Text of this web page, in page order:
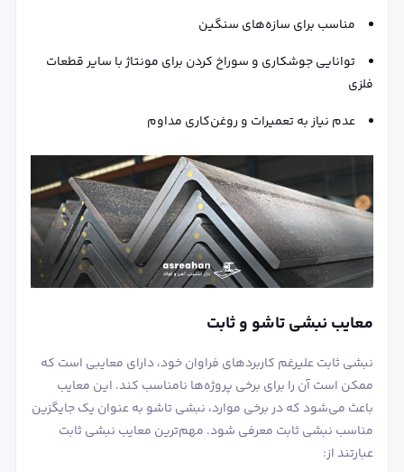
مناسب برای سازه‌های سنگین
توانایی جوشکاری و سوراخ‌ کردن برای مونتاژ با سایر قطعات
فلزی
عدم نیاز به تعمیرات و روغن‌کاری مداوم
معایب نبشی تاشو و ثابت
نبشی ثابت علیرغم کاربردهای فراوان خود، دارای معایبی است که
ممکن است آن را برای برخی پروژه‌ها نامناسب کند. این معایب
باعث می‌شود که در برخی موارد، نبشی تاشو به عنوان یک جایگزین
مناسب نبشی ثابت معرفی شود. مهم‌ترین معایب نبشی ثابت
عبارتند از: